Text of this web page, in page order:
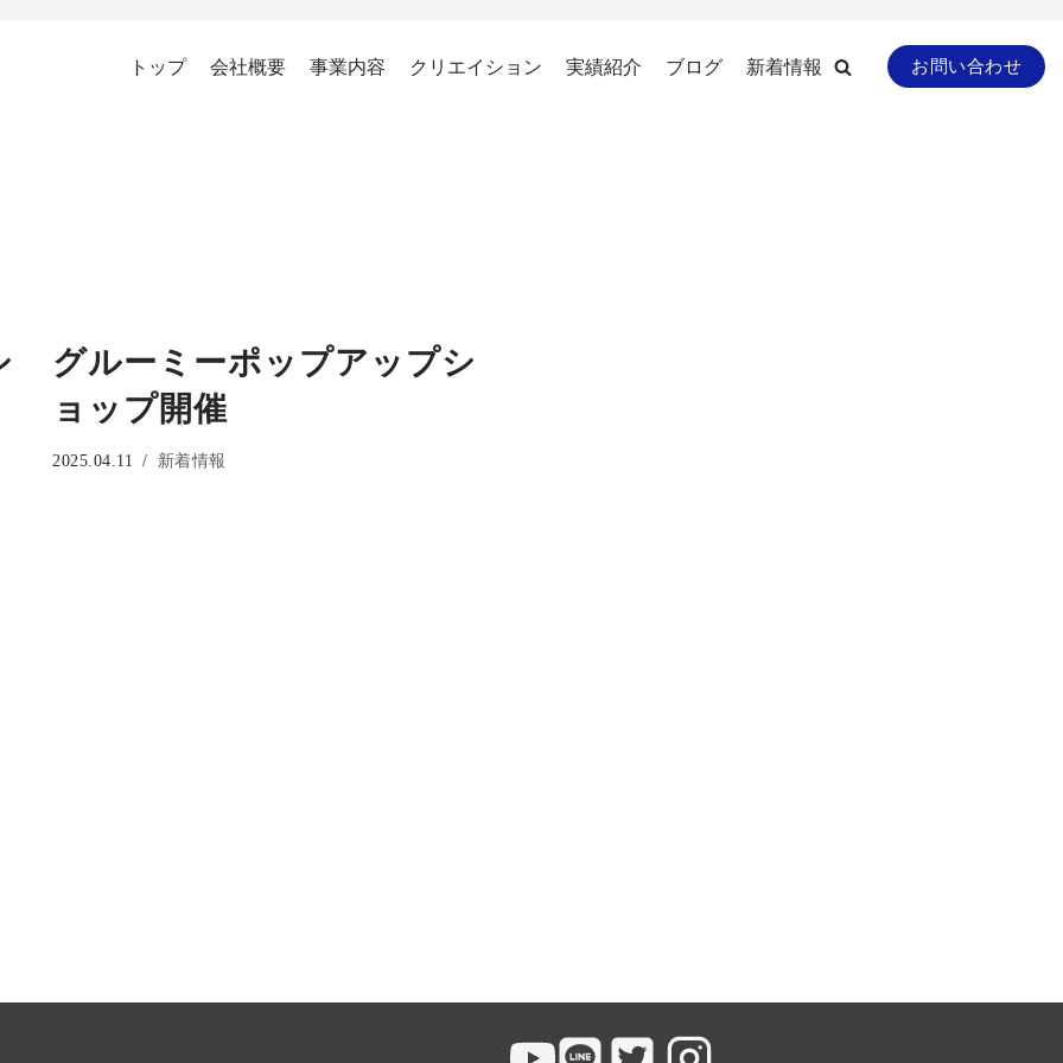
トップ 会社概要 事業内容 クリエイション 実績紹介 ブログ 新着情報 お問い合わせ
グルーミーポップアップシ
ョップ開催
2025.04.11 新着情報